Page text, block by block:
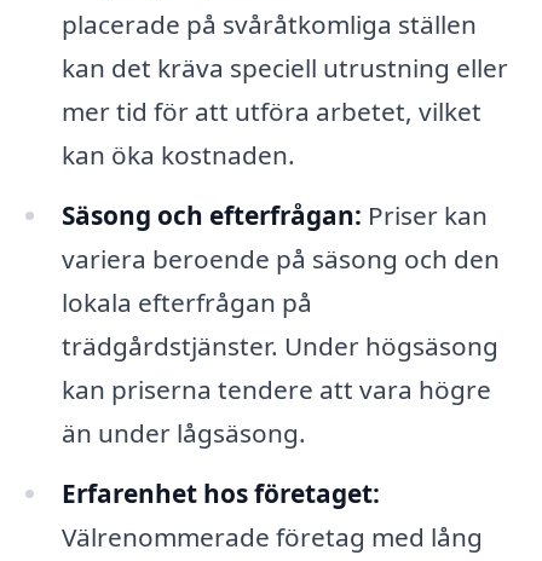
placerade på svåråtkomliga ställen
kan det kräva speciell utrustning eller
mer tid för att utföra arbetet, vilket
kan öka kostnaden.
Säsong och efterfrågan: Priser kan
variera beroende på säsong och den
lokala efterfrågan på
trädgårdstjänster. Under högsäsong
kan priserna tendere att vara högre
än under lågsäsong.
Erfarenhet hos företaget:
Välrenommerade företag med lång